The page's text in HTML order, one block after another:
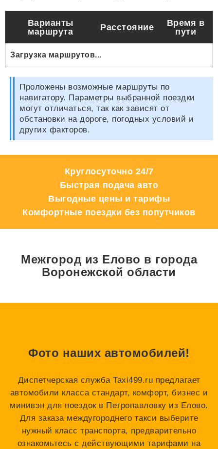
Варианты
маршрута
Расстояние
Время в
пути
Загрузка маршрутов...
Проложены возможные маршруты по
навигатору. Параметры выбранной поездки
могут отличаться, так как зависят от
обстановки на дороге, погодных условий и
других факторов.
Круглосуточно 24/7
Быстрая подача авто
Выгодные цены и тарифы
Комфортные поездки без попутчиков
Межгород из Елово в города
Воронежской области
Фото наших автомобилей!
Диспетчерская служба Taxi499.ru предлагает
автомобили класса стандарт, комфорт, бизнес и
минивэн для поездок в Петропавловку из Елово.
Для заказа междугороднего такси выберите
нужный класс транспорта, предварительно
ознакомьтесь с действующими тарифами на